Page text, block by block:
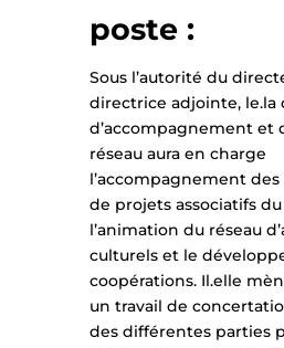
poste :
Sous l’autorité du
directrice adjointe, le.la
d’accompagnement et
réseau aura en charge
l’accompagnement
de projets associatifs
l’animation du réseau
culturels et le
coopérations. Il.elle
un travail de
des différentes parties